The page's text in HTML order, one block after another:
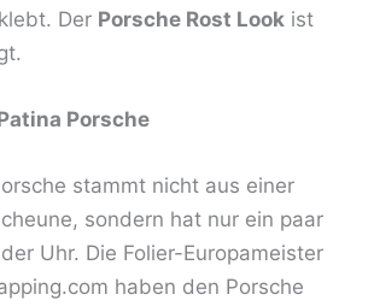
Der Porsche Rost Look ist
Porsche
stammt nicht aus einer
sondern hat nur ein paar
Uhr. Die Folier-Europameister
haben den Porsche